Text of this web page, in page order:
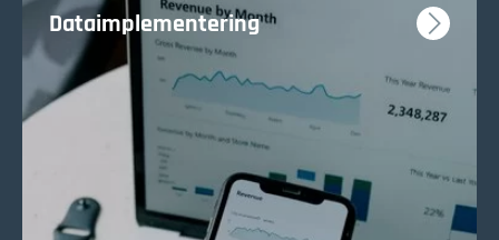
Dataimplementering